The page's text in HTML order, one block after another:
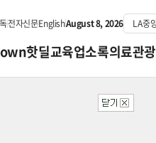
전자신문EnglishAugust 8, 2026
핫딜교육업소록의료관광